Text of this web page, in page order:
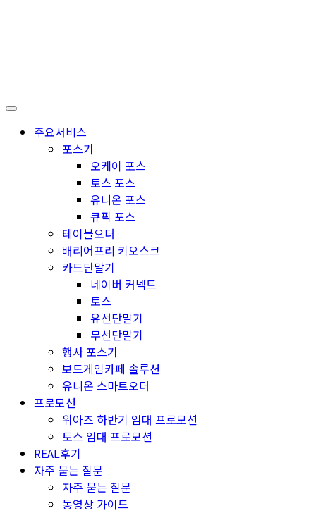
주요서비스
포스기
오케이 포스
토스 포스
유니온 포스
큐픽 포스
테이블오더
배리어프리 키오스크
카드단말기
네이버 커넥트
토스
유선단말기
무선단말기
행사 포스기
보드게임카페 솔루션
유니온 스마트오더
프로모션
위아즈 하반기 임대 프로모션
토스 임대 프로모션
REAL후기
자주 묻는 질문
자주 묻는 질문
동영상 가이드